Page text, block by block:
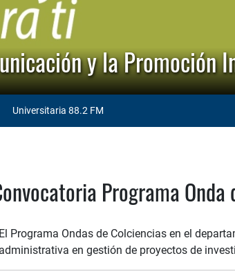
y la Promoción
Universitaria 88.2 FM
Programa Onda
El Programa Ondas de Colciencias en el
administrativa en gestión de proyectos de